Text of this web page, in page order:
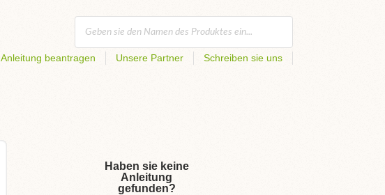
Anleitung beantragen Unsere Partner Schreiben sie uns
Haben sie keine
Anleitung
gefunden?